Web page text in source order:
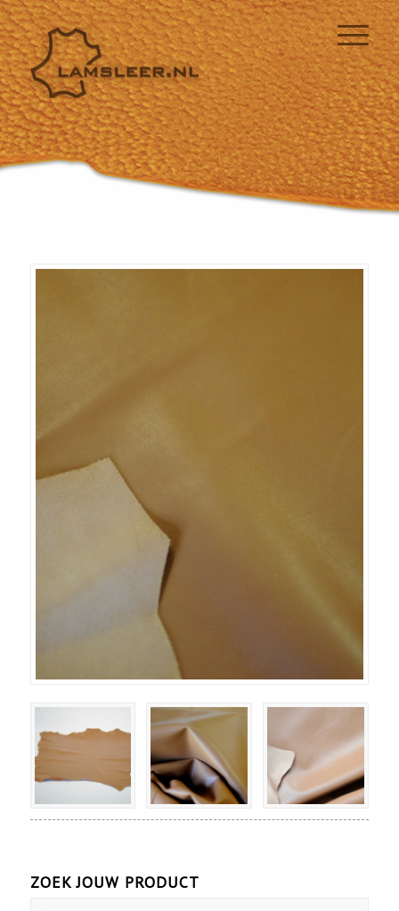
ZOEK JOUW PRODUCT